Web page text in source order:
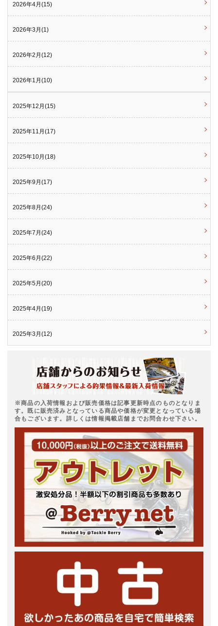
2026年4月(15)
2026年3月(1)
2026年2月(12)
2026年1月(10)
2025年12月(15)
2025年11月(17)
2025年10月(18)
2025年9月(17)
2025年8月(24)
2025年7月(24)
2025年6月(22)
2025年5月(20)
2025年4月(19)
2025年3月(12)
※商品の入荷情報および販売価格は記事更新時点のものとなりま
す。既に販売済みとなっている商品や価格が変更となっている場
合もございます。詳しくは情報掲載店舗までお問合わせ下さい。